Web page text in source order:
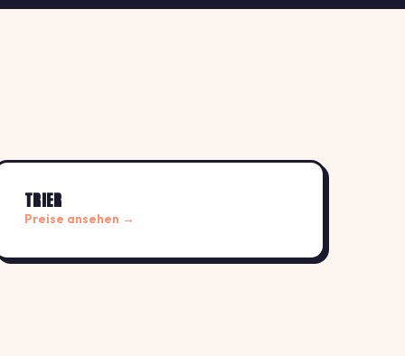
TRIER
Preise ansehen →